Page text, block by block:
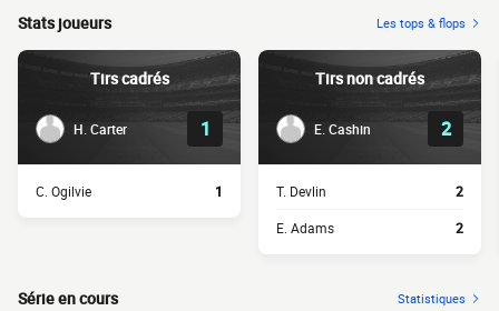
Stats joueurs Les tops & flops
Tirs cadrés
H. Carter 1
C. Ogilvie 1
Tirs non cadrés
E. Cashin 2
T. Devlin 2
E. Adams 2
Série en cours Statistiques